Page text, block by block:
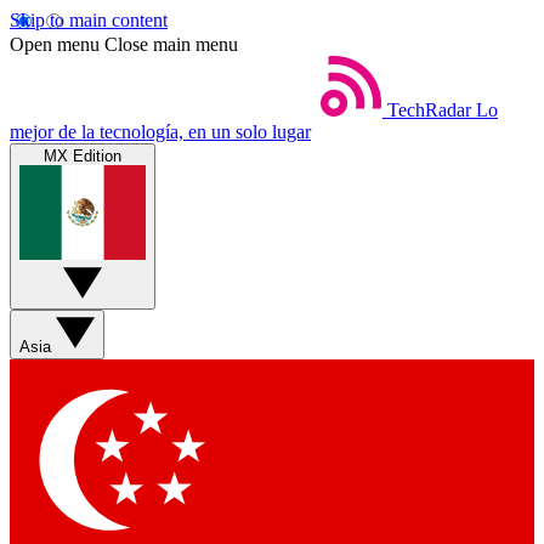
Skip to main content
Open menu Close main menu
TechRadar Lo
mejor de la tecnología, en un solo lugar
MX Edition
Asia